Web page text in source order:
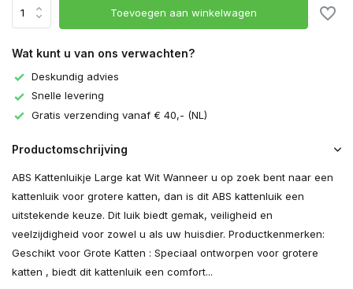
Toevoegen aan winkelwagen
Wat kunt u van ons verwachten?
Deskundig advies
Snelle levering
Gratis verzending vanaf € 40,- (NL)
Productomschrijving
ABS Kattenluikje Large kat Wit Wanneer u op zoek bent naar een
kattenluik voor grotere katten, dan is dit ABS kattenluik een
uitstekende keuze. Dit luik biedt gemak, veiligheid en
veelzijdigheid voor zowel u als uw huisdier. Productkenmerken:
Geschikt voor Grote Katten : Speciaal ontworpen voor grotere
katten , biedt dit kattenluik een comfort...